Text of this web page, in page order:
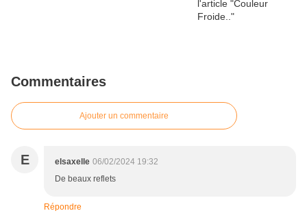
Commentaires
Ajouter un commentaire
E elsaxelle 06/02/2024 19:32
De beaux reflets
Répondre